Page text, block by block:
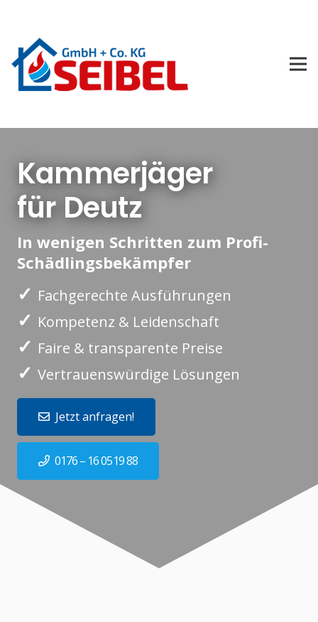
Kammerjäger
für Deutz
In wenigen Schritten zum Profi-
Schädlingsbekämpfer
✓ Fachgerechte Ausführungen
✓ Kompetenz & Leidenschaft
✓ Faire & transparente Preise
✓ Vertrauenswürdige Lösungen
Jetzt anfragen!
0176 – 16 0519 88